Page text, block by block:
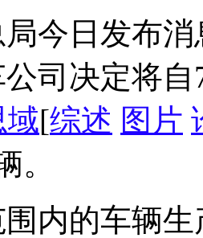
今日发布
司决定将自
域[综述 图片
。
内的车辆生